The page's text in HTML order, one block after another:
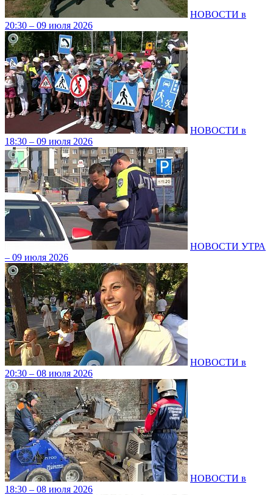
НОВОСТИ в
20:30 – 09 июля 2026
НОВОСТИ в
18:30 – 09 июля 2026
НОВОСТИ УТРА
– 09 июля 2026
НОВОСТИ в
20:30 – 08 июля 2026
НОВОСТИ в
18:30 – 08 июля 2026